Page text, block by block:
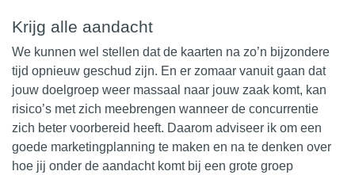
Krijg alle aandacht
We kunnen wel stellen dat de kaarten na zo’n bijzondere
tijd opnieuw geschud zijn. En er zomaar vanuit gaan dat
jouw doelgroep weer massaal naar jouw zaak komt, kan
risico’s met zich meebrengen wanneer de concurrentie
zich beter voorbereid heeft. Daarom adviseer ik om een
goede marketingplanning te maken en na te denken over
hoe jij onder de aandacht komt bij een grote groep